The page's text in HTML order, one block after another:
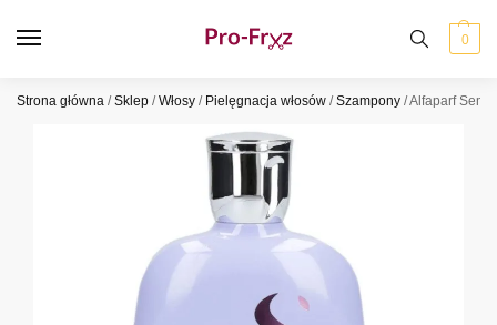
0
Strona główna /Sklep /Włosy / Pielęgnacja włosów /Szampony /Alfaparf Semi